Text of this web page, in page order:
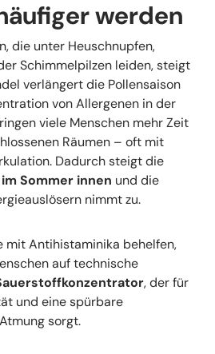
werden
die unter Heuschnupfen,
Schimmelpilzen leiden, steigt
verlängert die Pollensaison
von Allergenen in der
viele Menschen mehr Zeit
Räumen – oft mit
Dadurch steigt die
Sommer innen und die
nimmt zu.
mit Antihistaminika behelfen,
auf technische
, der für
und eine spürbare
sorgt.